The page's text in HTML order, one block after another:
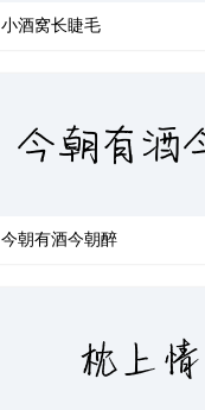
小酒窝长睫毛
今朝有酒
今朝有酒今朝醉
枕上